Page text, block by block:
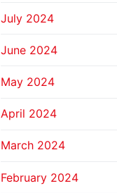
July 2024
June 2024
May 2024
April 2024
March 2024
February 2024